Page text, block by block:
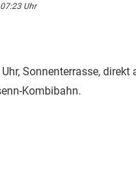
Uhr
Sonnenterrasse,
Kombibahn.